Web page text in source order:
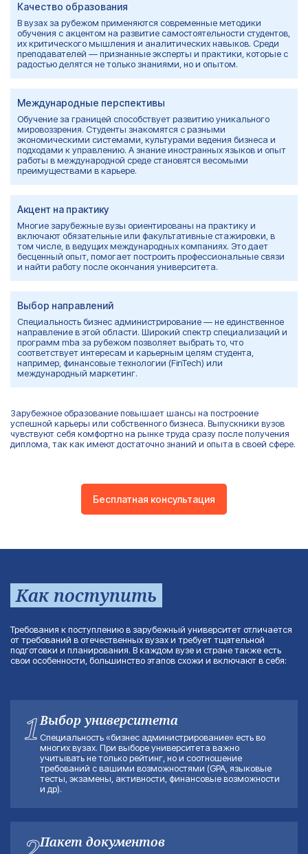
Качество образования
В вузах за рубежом применяются современные методики
обучения с акцентом на развитие самостоятельности студентов,
их критического мышления и аналитических навыков. Среди
преподавателей — признанные эксперты и практики, которые с
радостью делятся не только знаниями, но и опытом.
Международные перспективы
Обучение за границей способствует развитию уникального
мировоззрения. Студенты знакомятся с разными
экономическими системами, культурами ведения бизнеса и
подходами к управлению. А знание иностранных языков и опыт
работы в международной среде становятся весомыми
преимуществами в карьере.
Акцент на практику
Многие зарубежные вузы ориентированы на практику и
включают обязательные или факультативные стажировки, в
том числе, в ведущих международных компаниях. Этодает
бесценный опыт, помогает построить профессиональные связи
и найти работу после окончания университета.
Выбор направлений
Специальность бизнес администрирование — не единственное
направление в этой области. Широкий спектр специализаций и
программ mba за рубежом позволяет выбрать то, что
соответствует интересам и карьерным целям студента,
например, финансовые технологии (FinTech) или
международный маркетинг.
Зарубежное образование повышает шансы на построение
успешной карьеры или собственного бизнеса. Выпускники вузов
чувствуют себя комфортно на рынке труда сразу после получения
диплома, так как имеют достаточно знаний и опыта в своей сфере.
Бесплатная консультация
Как поступить
Требования к поступлению в зарубежный университет отличается
от требований в отечественных вузах и требует тщательной
подготовки и планирования. В каждом вузе и стране также есть
свои особенности, большинство этапов схожи и включают в себя:
1Выбор университета
Специальность «бизнес администрирование» есть во
многих вузах. При выборе университета важно
учитывать не только рейтинг, но и соотношение
требований с вашими возможностями (GPA, языковые
тесты, экзамены, активности, финансовые возможности
и др).
Пакет документов